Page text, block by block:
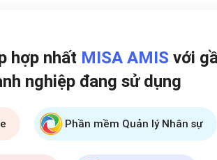
hợp nhất MISA AMIS với
nghiệp đang sử dụng
Phần mềm Quản lý Nhân sự